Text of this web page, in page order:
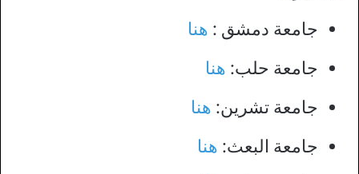
جامعة دمشق : هنا
جامعة حلب: هنا
جامعة تشرين: هنا
جامعة البعث: هنا